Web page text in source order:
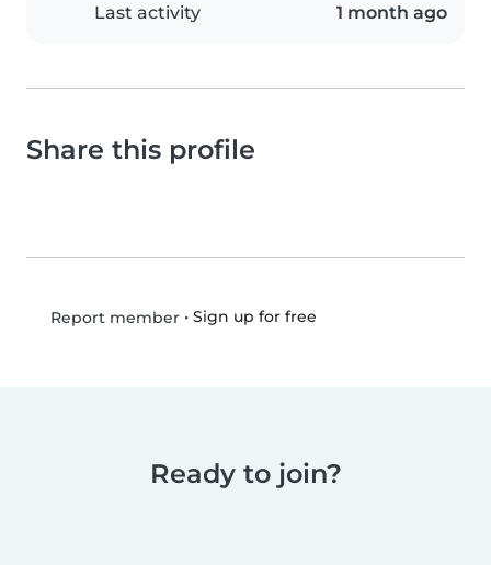
Last activity 1 month ago
Share this profile
Report member• Sign up for free
Ready to join?